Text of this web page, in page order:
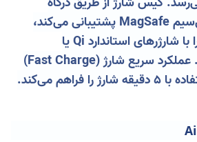
Lightning و شارژ بی‌سیم MagSafe پشتیبانی می‌کند،
بنابراین می‌توانید آن را با شارژرهای استاندارد Qi یا
MagSafe شارژ کنید. عملکرد سریع شارژ (Fast Charge)
می‌کند.